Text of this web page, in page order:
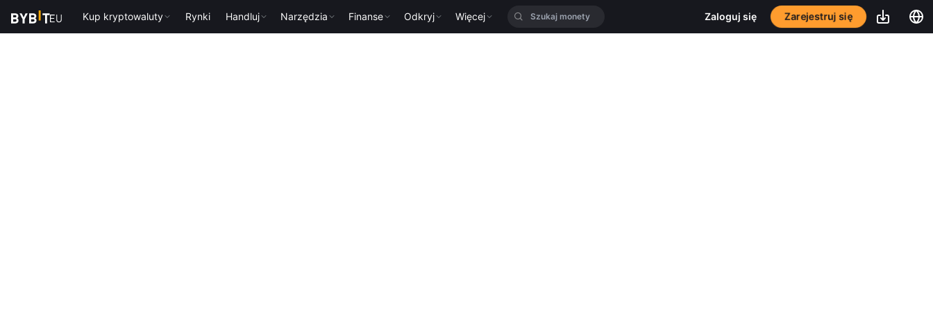
Kup kryptowaluty Rynki Handluj Narzędzia Finanse Odkryj Więcej Zaloguj się Zarejestruj się